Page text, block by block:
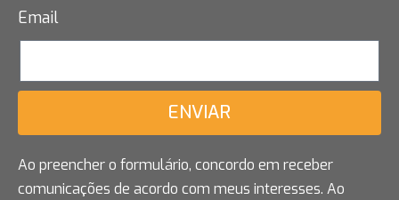
Email
ENVIAR
Ao preencher o formulário, concordo em receber
comunicações de acordo com meus interesses. Ao